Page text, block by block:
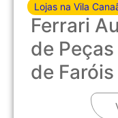
Lojas na Vila
Ferrari
de
de